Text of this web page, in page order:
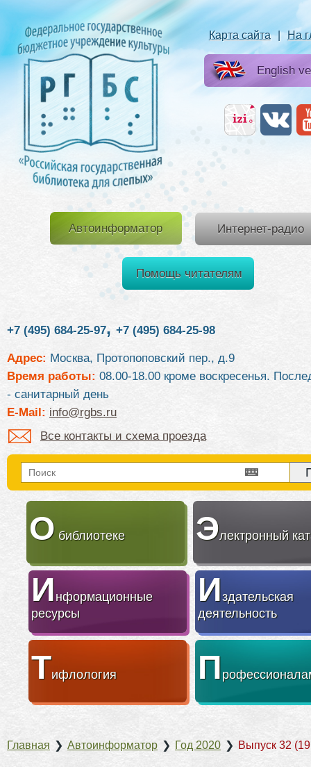
Карта сайта | На
English
Автоинформатор Интернет-радио
Помощь читателям
+7 (495) 684-25-97, +7 (495) 684-25-98
Адрес: Москва, Протопоповский пер., д.9
Время работы: 08.00-18.00 кроме воскресенья.
- санитарный день
E-Mail: info@rgbs.ru
Все контакты и схема проезда
О библиотеке Электронный
Информационные
ресурсы
Издательская
деятельность
Тифлология П
Главная ❯ Автоинформатор ❯ Год 2020 ❯ Выпуск 32